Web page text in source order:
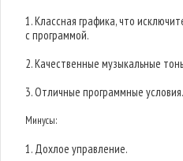
1. Классная графика, что
с программой.
2. Качественные музыкальные
3. Отличные программные условия.
Минусы:
1. Дохлое управление.